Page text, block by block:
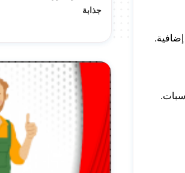
جذابة